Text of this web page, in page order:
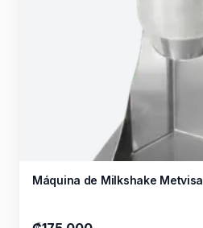
Máquina de Milkshake Metvisa